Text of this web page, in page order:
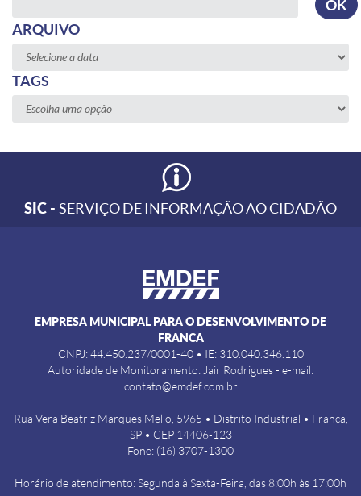
OK
ARQUIVO
TAGS
SIC - SERVIÇO DE INFORMAÇÃO AO CIDADÃO
EMPRESA MUNICIPAL PARA O DESENVOLVIMENTO DE
FRANCA
CNPJ: 44.450.237/0001-40 • IE: 310.040.346.110
Autoridade de Monitoramento: Jair Rodrigues - e-mail:
contato@emdef.com.br
Rua Vera Beatriz Marques Mello, 5965 • Distrito Industrial • Franca,
SP • CEP 14406-123
Fone: (16) 3707-1300
Horário de atendimento: Segunda à Sexta-Feira, das 8:00h às 17:00h